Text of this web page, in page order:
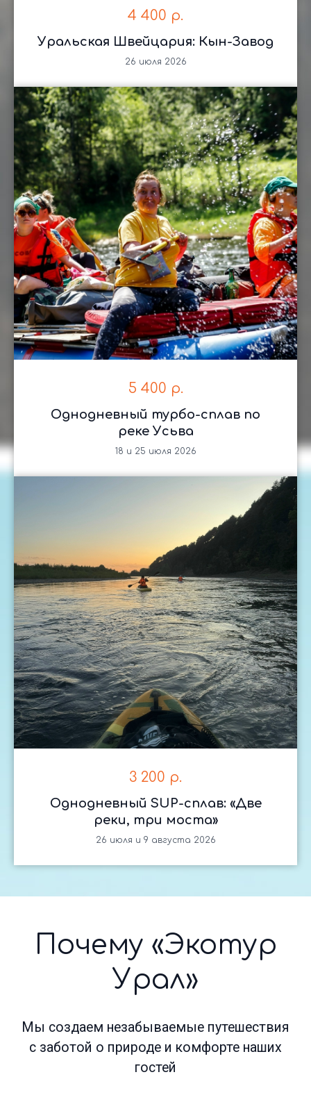
4 400 р.
Уральская Швейцария: Кын-Завод
26 июля 2026
5 400 р.
Однодневный турбо-сплав по
реке Усьва
18 и 25 июля 2026
3 200 р.
Однодневный SUP-сплав: «Две
реки, три моста»
26 июля и 9 августа 2026
интересный сувенир и хорошие фотографии.
сделать отдых наших гостей максимально
выгодным.
Экстренная помощь
Каждый инструктор прошёл аттестацию на
допуск оказания первой до врачебной помощи.
Инклюзивные программы
Мы разрабатываем специальные маршруты для
людей с ограниченными возможностями, чтобы
красота Урала была доступна каждому.
Инклюзивные
туры
Мы верим, что красота Урала должна
быть доступна каждому. Наши
инклюзивные туры разработаны
с учетом потребностей людей
с ограниченными возможностями,
обеспечивая комфорт и безопасность
Подробнее об
инклюзивных турах
Отзывы наших
гостей
Более 100 000 довольных путешественников